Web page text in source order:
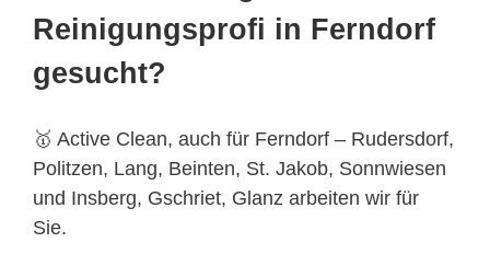
Reinigungsprofi in Ferndorf
gesucht?
🥇 Active Clean, auch für Ferndorf – Rudersdorf,
Politzen, Lang, Beinten, St. Jakob, Sonnwiesen
und Insberg, Gschriet, Glanz arbeiten wir für
Sie.